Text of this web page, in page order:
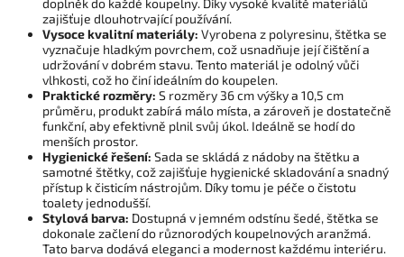
zajišťuje dlouhotrvající používání.
Vysoce kvalitní materiály: Vyrobena z polyresinu, štětka se
vyznačuje hladkým povrchem, což usnadňuje její čištění a
udržování v dobrém stavu. Tento materiál je odolný vůči
vlhkosti, což ho činí ideálním do koupelen.
Praktické rozměry: S rozměry 36 cm výšky a 10,5 cm
průměru, produkt zabírá málo místa, a zároveň je dostatečně
funkční, aby efektivně plnil svůj úkol. Ideálně se hodí do
menších prostor.
Hygienické řešení: Sada se skládá z nádoby na štětku a
samotné štětky, což zajišťuje hygienické skladování a snadný
přístup k čisticím nástrojům. Díky tomu je péče o čistotu
toalety jednodušší.
Stylová barva: Dostupná v jemném odstínu šedé, štětka se
dokonale začlení do různorodých koupelnových aranžmá.
Tato barva dodává eleganci a modernost každému interiéru.